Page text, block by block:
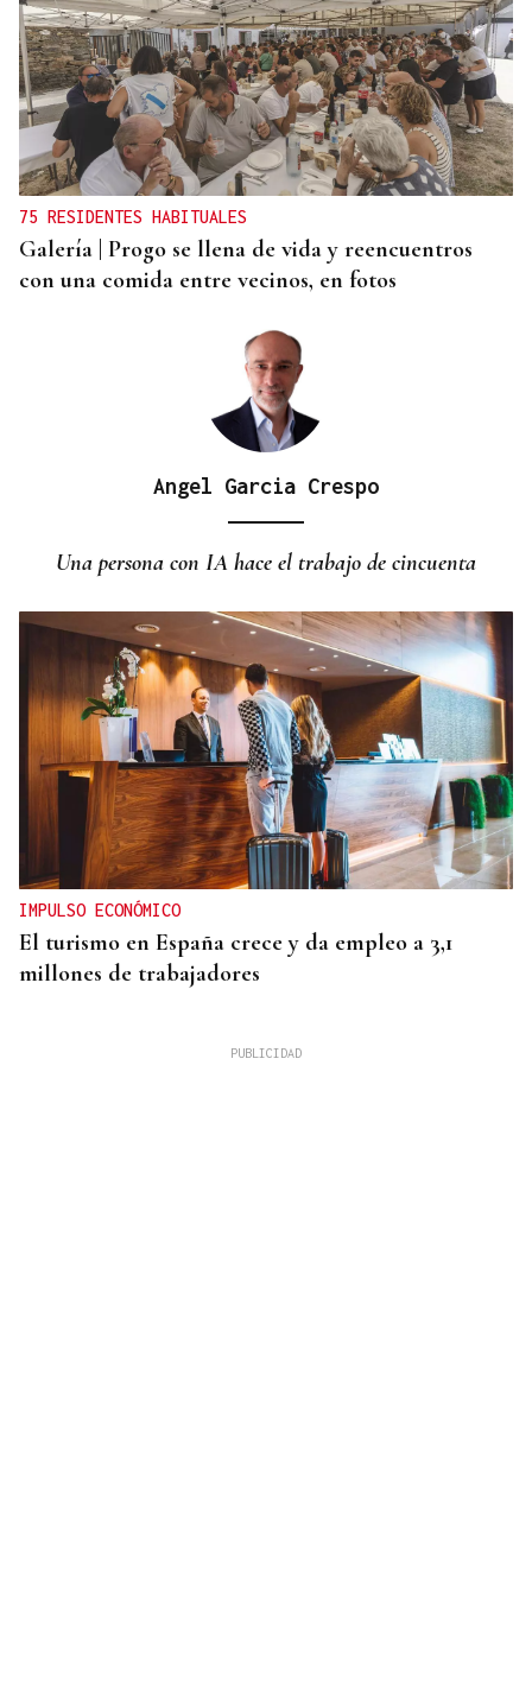
INDEMNIZACIÓN
La UEFA admite el pago a la supuesta amante de
Infantino
75 RESIDENTES HABITUALES
Galería | Progo se llena de vida y reencuentros
con una comida entre vecinos, en fotos
Angel Garcia Crespo
Una persona con IA hace el trabajo de cincuenta
IMPULSO ECONÓMICO
El turismo en España crece y da empleo a 3,1
millones de trabajadores